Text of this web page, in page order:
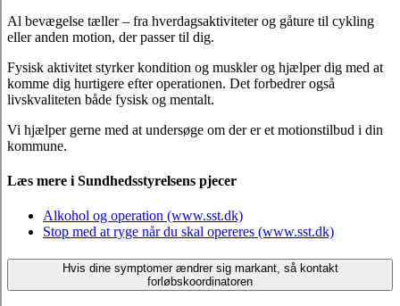
Al bevægelse tæller – fra hverdagsaktiviteter og gåture til cykling
eller anden motion, der passer til dig.
Fysisk aktivitet styrker kondition og muskler og hjælper dig med at
komme dig hurtigere efter operationen. Det forbedrer også
livskvaliteten både fysisk og mentalt.
Vi hjælper gerne med at undersøge om der er et motionstilbud i din
kommune.
Læs mere i Sundhedsstyrelsens pjecer
Alkohol og operation (www.sst.dk)
Stop med at ryge når du skal opereres (www.sst.dk)
Hvis dine symptomer ændrer sig markant, så kontakt
forløbskoordinatoren